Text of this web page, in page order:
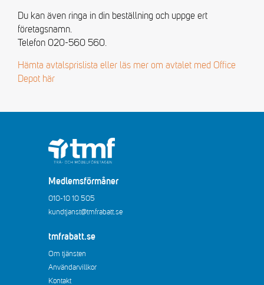
Du kan även ringa in din beställning och uppge ert
företagsnamn.
Telefon 020-560 560.
Hämta avtalsprislista eller läs mer om avtalet med Office
Depot här
Medlemsförmåner
010-10 10 505
kundtjanst@tmfrabatt.se
tmfrabatt.se
Om tjänsten
Användarvillkor
Kontakt